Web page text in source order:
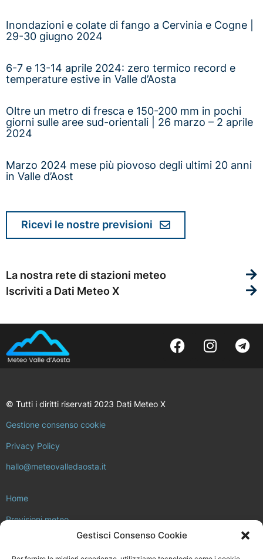
Gestisci Consenso Cookie
Inondazioni e colate di fango a Cervinia e Cogne |
29-30 giugno 2024
6-7 e 13-14 aprile 2024: zero termico record e
temperature estive in Valle d’Aosta
Oltre un metro di fresca e 150-200 mm in pochi
giorni sulle aree sud-orientali | 26 marzo – 2 aprile
2024
Marzo 2024 mese più piovoso degli ultimi 20 anni
in Valle d’Aost
Ricevi le nostre previsioni
La nostra rete di stazioni meteo
Iscriviti a Dati Meteo X
© Tutti i diritti riservati 2023 Dati Meteo X
Gestione consenso cookie
Privacy Policy
hallo@meteovalledaosta.it
Home
Previsioni meteo
Approfondimenti meteo e clima